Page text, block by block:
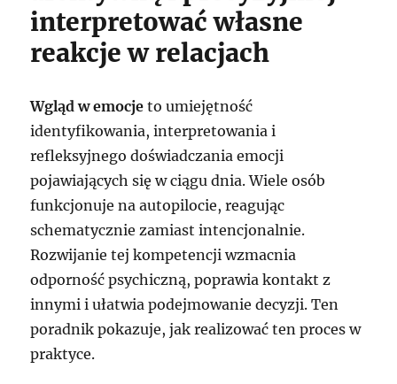
interpretować własne
reakcje w relacjach
Wgląd w emocje to umiejętność
identyfikowania, interpretowania i
refleksyjnego doświadczania emocji
pojawiających się w ciągu dnia. Wiele osób
funkcjonuje na autopilocie, reagując
schematycznie zamiast intencjonalnie.
Rozwijanie tej kompetencji wzmacnia
odporność psychiczną, poprawia kontakt z
innymi i ułatwia podejmowanie decyzji. Ten
poradnik pokazuje, jak realizować ten proces w
praktyce.